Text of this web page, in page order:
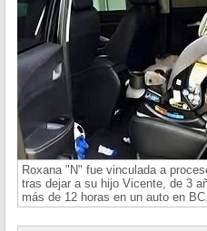
Roxana "N" fue vinculada a
tras dejar a su hijo Vicente, de 3
más de 12 horas en un auto en BC.